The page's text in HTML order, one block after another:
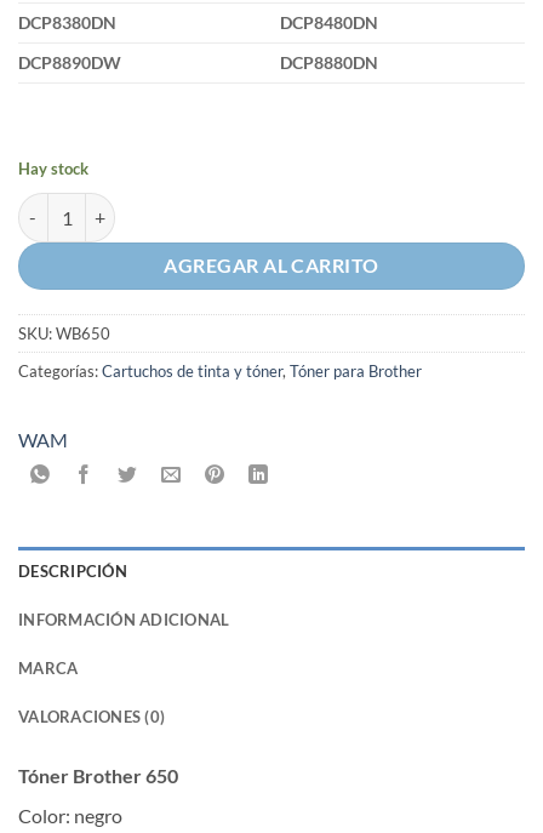
DCP8380DN
DCP8480DN
DCP8890DW
DCP8880DN
Hay stock
Tóner WAM Compatible con Brother WB-650 cantidad
AGREGAR AL CARRITO
SKU:WB650
Categorías:Cartuchos de tinta y tóner,Tóner para Brother
WAM
DESCRIPCIÓN
INFORMACIÓN ADICIONAL
MARCA
VALORACIONES (0)
Tóner Brother 650
Color: negro